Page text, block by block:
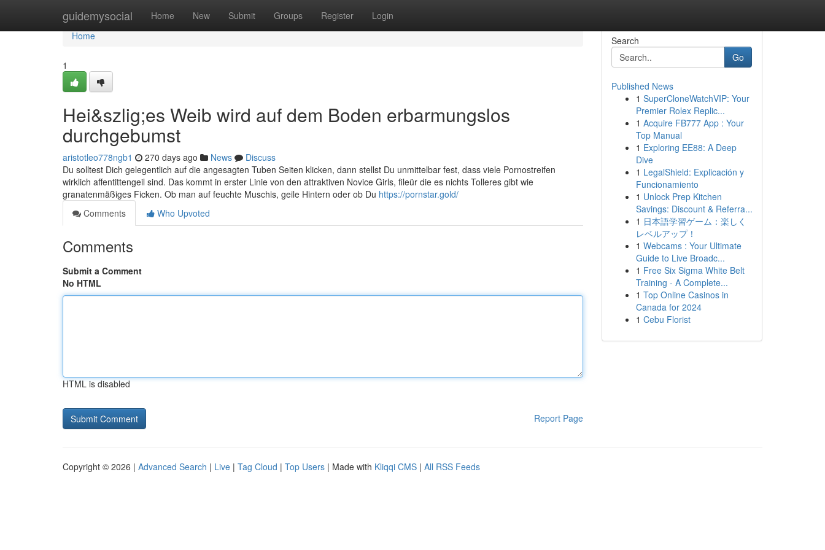
guidemysocial Home New Submit Groups Register Login
Home
Home
1
Hei&szlig;es Weib wird auf dem Boden erbarmungslos
durchgebumst
aristotleo778ngb1 270 days ago News
Discuss
Du solltest Dich gelegentlich auf die angesagten Tuben Seiten klicken, dann stellst Du unmittelbar fest, dass viele Pornostreifen
wirklich affentittengeil sind. Das kommt in erster Linie von den attraktiven Novice Girls, fileür die es nichts Tolleres gibt wie
granatenmäßiges Ficken. Ob man auf feuchte Muschis, geile Hintern oder ob Du https://pornstar.gold/
Comments
Who Upvoted
Comments
Submit a Comment
No HTML
HTML is disabled
Report Page
Search
Go
Published News
1 SuperCloneWatchVIP: Your
Premier Rolex Replic...
1 Acquire FB777 App : Your
Top Manual
1 Exploring EE88: A Deep
Dive
1 LegalShield: Explicación y
Funcionamiento
1 Unlock Prep Kitchen
Savings: Discount & Referra...
1 日本語学習ゲーム：楽しく
レベルアップ！
1 Webcams : Your Ultimate
Guide to Live Broadc...
1 Free Six Sigma White Belt
Training - A Complete...
1 Top Online Casinos in
Canada for 2024
1 Cebu Florist
Copyright © 2026 | Advanced Search | Live | Tag Cloud | Top Users | Made with Kliqqi CMS | All RSS Feeds